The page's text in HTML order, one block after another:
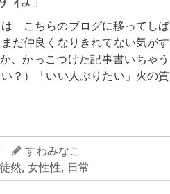
こちらのブログに移ってしば
だ仲良くなりきれてない気がす
、かっこつけた記事書いちゃう
？）「いい人ぶりたい」火の質
すわみなこ
然, 女性性, 日常